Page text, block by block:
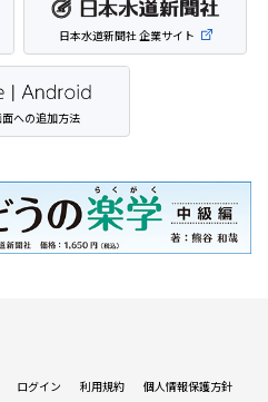
日本水道新聞社 企業サイト
への追加方法
ログイン 利用規約
個人情報保護方針